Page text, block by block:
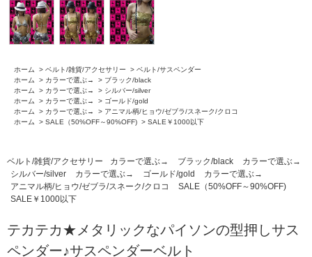
ホーム > ベルト/雑貨/アクセサリー > ベルト/サスペンダー
ホーム
> カラーで選ぶ→ > ブラック/black
ホーム
> カラーで選ぶ→ > シルバー/silver
ホーム
> カラーで選ぶ→ > ゴールド/gold
ホーム
> カラーで選ぶ→ > アニマル柄/ヒョウ/ゼブラ/スネーク/クロコ
ホーム
> SALE（50%OFF～90%OFF) > SALE￥1000以下
ベルト/雑貨/アクセサリー カラーで選ぶ→ ブラック/black
カラーで選ぶ→
シルバー/silver
カラーで選ぶ→ ゴールド/gold
カラーで選ぶ→
アニマル柄/ヒョウ/ゼブラ/スネーク/クロコ
SALE（50%OFF～90%OFF)
SALE￥1000以下
テカテカ★メタリックなパイソンの型押しサス
ペンダー♪サスペンダーベルト